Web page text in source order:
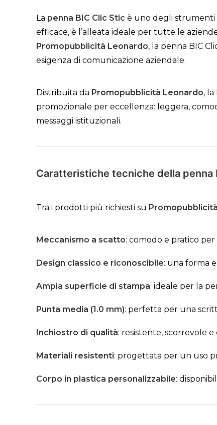
La penna BIC Clic Stic è uno degli strumenti
efficace, è l’alleata ideale per tutte le
Promopubblicità Leonardo, la penna BIC
esigenza di comunicazione aziendale.
Distribuita da Promopubblicità Leonardo,
promozionale per eccellenza: leggera,
messaggi istituzionali.
Caratteristiche tecniche della penna
Tra i prodotti più richiesti su
Meccanismo a scatto: comodo e pratico per
Design classico e riconoscibile: una forma
Ampia superficie di stampa: ideale per la
Punta media (1.0 mm): perfetta per una
Inchiostro di qualità: resistente, scorrevole
Materiali resistenti: progettata per un uso
Corpo in plastica personalizzabile: